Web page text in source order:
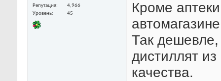
Репутация
4,966
Уровень
45
Кроме
Так
дистиллят
качества.